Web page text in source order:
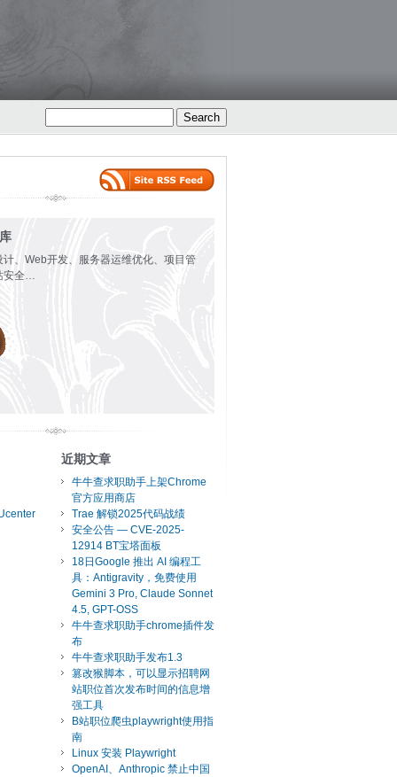
、Web开发、服务器运维优化、项目管
安全…
近期文章
牛牛查求职助手上架Chrome
官方应用商店
Trae 解锁2025代码战绩
安全公告 — CVE-2025-
12914 BT宝塔面板
18日Google 推出 AI 编程工
具：Antigravity，免费使用
Gemini 3 Pro, Claude Sonnet
4.5, GPT-OSS
牛牛查求职助手chrome插件发
布
牛牛查求职助手发布1.3
篡改猴脚本，可以显示招聘网
站职位首次发布时间的信息增
强工具
B站职位爬虫playwright使用指
南
Linux 安装 Playwright
OpenAI、Anthropic 禁止中国